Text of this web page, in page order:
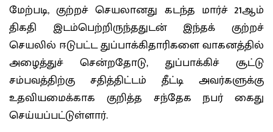
மேற்படி, குற்றச் செயலானது கடந்த மார்ச் 21ஆம்
திகதி இடம்பெற்றிருந்ததுடன் இந்தக் குற்றச்
செயலில் ஈடுபட்ட துப்பாக்கிதாரிகளை வாகனத்தில்
அழைத்துச் சென்றதோடு, துப்பாக்கிச் சூட்டு
சம்பவத்திற்கு சதித்திட்டம் தீட்டி அவர்களுக்கு
உதவியமைக்காக குறித்த சந்தேக நபர் கைது
செய்யப்பட்டுள்ளார்.